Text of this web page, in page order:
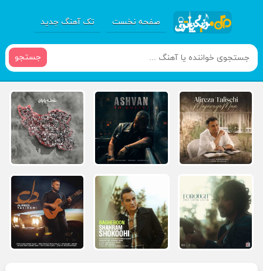
صفحه نخست تک آهنگ جدید
جستجو